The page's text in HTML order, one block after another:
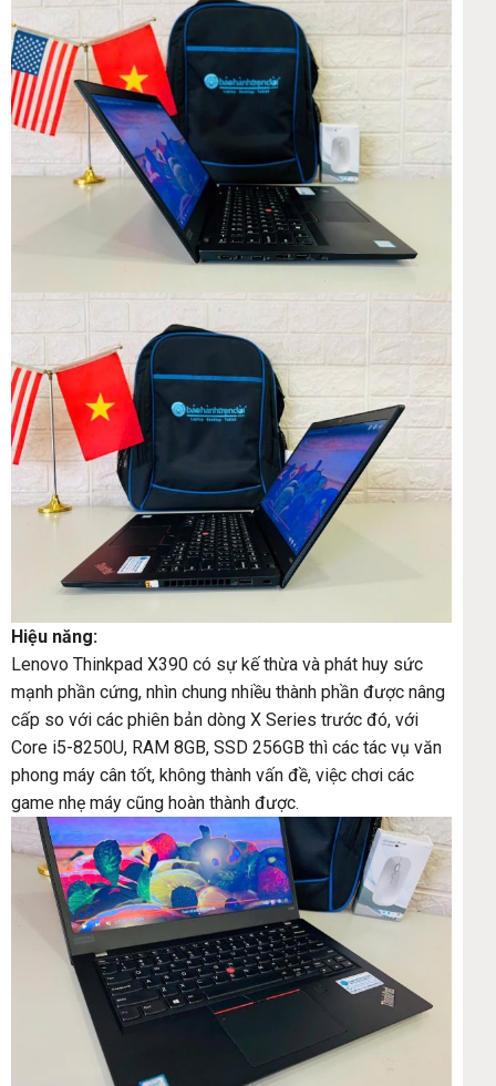
Hiệu năng:
Lenovo Thinkpad X390 có sự kế thừa và phát huy sức
mạnh phần cứng, nhìn chung nhiều thành phần được nâng
cấp so với các phiên bản dòng X Series trước đó, với
Core i5-8250U, RAM 8GB, SSD 256GB thì các tác vụ văn
phong máy cân tốt, không thành vấn đề, việc chơi các
game nhẹ máy cũng hoàn thành được.